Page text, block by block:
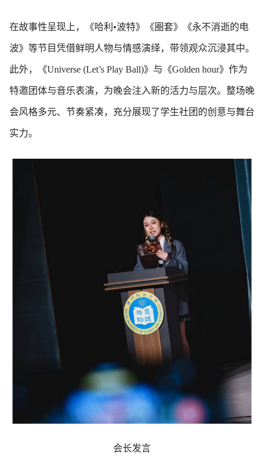
在故事性呈现上，《哈利•波特》《圈套》《永不消逝的电
波》等节目凭借鲜明人物与情感演绎，带领观众沉浸其中。
此外，《Universe (Let’s Play Ball)》与《Golden hour》作为
特邀团体与音乐表演，为晚会注入新的活力与层次。整场晚
会风格多元、节奏紧凑，充分展现了学生社团的创意与舞台
实力。
会长发言